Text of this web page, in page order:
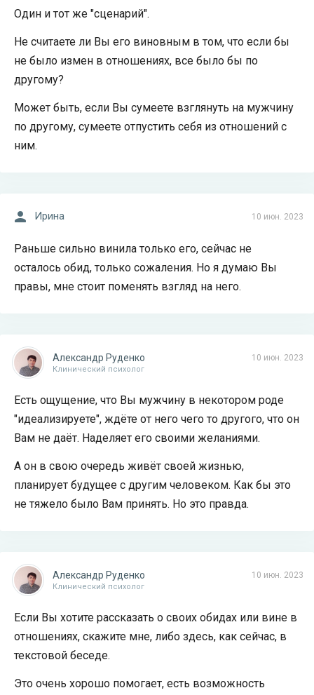
Один и тот же "сценарий".
Не считаете ли Вы его виновным в том, что если бы
не было измен в отношениях, все было бы по
другому?
Может быть, если Вы сумеете взглянуть на мужчину
по другому, сумеете отпустить себя из отношений с
ним.
10 июн. 2023
Ирина
Раньше сильно винила только его, сейчас не
осталось обид, только сожаления. Но я думаю Вы
правы, мне стоит поменять взгляд на него.
10 июн. 2023
Александр Руденко
Клинический психолог
Есть ощущение, что Вы мужчину в некотором роде
"идеализируете", ждёте от него чего то другого, что он
Вам не даёт. Наделяет его своими желаниями.
А он в свою очередь живёт своей жизнью,
планирует будущее с другим человеком. Как бы это
не тяжело было Вам принять. Но это правда.
10 июн. 2023
Александр Руденко
Клинический психолог
Если Вы хотите рассказать о своих обидах или вине в
отношениях, скажите мне, либо здесь, как сейчас, в
текстовой беседе.
Это очень хорошо помогает, есть возможность